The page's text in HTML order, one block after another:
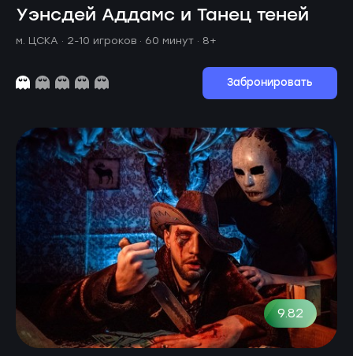
Уэнсдей Аддамс и Танец теней
м. ЦСКА · 2-10 игроков · 60 минут · 8+
Забронировать
9.82